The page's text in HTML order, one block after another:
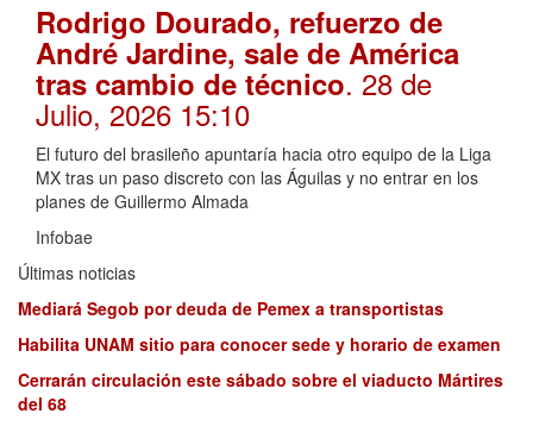
Rodrigo Dourado, refuerzo de
André Jardine, sale de América
tras cambio de técnico. 28 de
Julio, 2026 15:10
El futuro del brasileño apuntaría hacia otro equipo de la Liga
MX tras un paso discreto con las Águilas y no entrar en los
planes de Guillermo Almada
Infobae
Últimas noticias
Mediará Segob por deuda de Pemex a transportistas
Habilita UNAM sitio para conocer sede y horario de examen
Cerrarán circulación este sábado sobre el viaducto Mártires
del 68